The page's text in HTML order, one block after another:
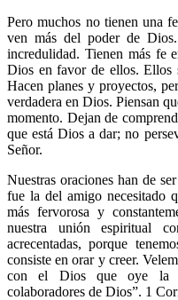
Pero muchos no tienen una
ven más del poder de
incredulidad. Tienen más fe
Dios en favor de ellos. Ellos
Hacen planes y proyectos,
verdadera en Dios. Piensan
momento. Dejan de
que está Dios a dar; no
Señor.
Nuestras oraciones han de
fue la del amigo necesitado
más fervorosa y
nuestra unión espiritual
acrecentadas, porque
consiste en orar y creer.
con el Dios que oye la
colaboradores de Dios”. 1